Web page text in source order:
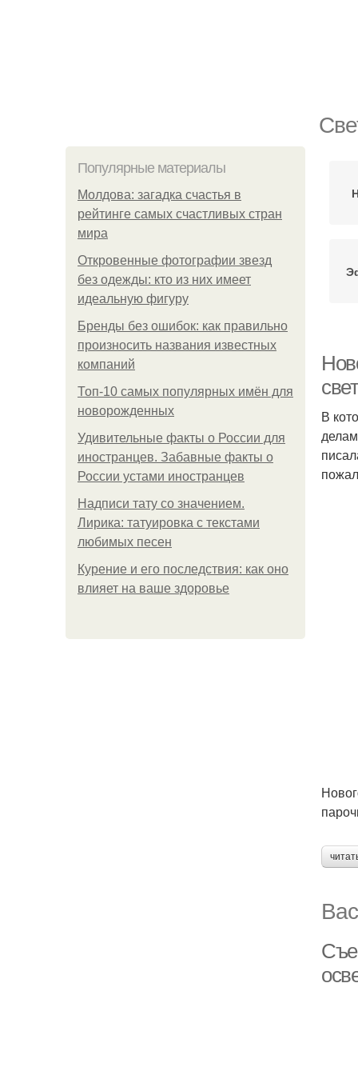
Популярные материалы
Молдова: загадка счастья в
рейтинге самых счастливых стран
мира
Откровенные фотографии звезд
без одежды: кто из них имеет
идеальную фигуру
Бренды без ошибок: как правильно
произносить названия известных
компаний
Топ-10 самых популярных имён для
новорожденных
Удивительные факты о России для
иностранцев. Забавные факты о
России устами иностранцев
Надписи тату со значением.
Лирика: татуировка с текстами
любимых песен
Курение и его последствия: как оно
влияет на ваше здоровье
В